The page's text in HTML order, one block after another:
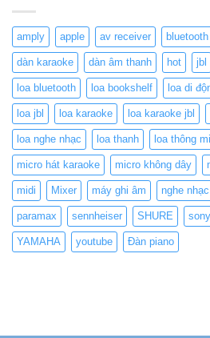
amply apple av receiver bluetooth
dàn karaoke dàn âm thanh hot jbl
loa bluetooth loa bookshelf loa di
loa jbl loa karaoke loa karaoke jbl
loa nghe nhạc loa thanh loa thông
micro hát karaoke micro không dây
midi Mixer máy ghi âm nghe nhạc
paramax sennheiser SHURE sony
YAMAHA youtube Đàn piano